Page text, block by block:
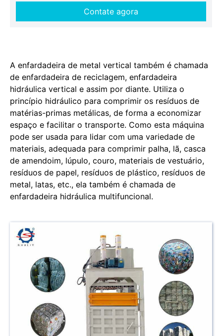
Contate agora
A enfardadeira de metal vertical também é chamada
de enfardadeira de reciclagem, enfardadeira
hidráulica vertical e assim por diante. Utiliza o
princípio hidráulico para comprimir os resíduos de
matérias-primas metálicas, de forma a economizar
espaço e facilitar o transporte. Como esta máquina
pode ser usada para lidar com uma variedade de
materiais, adequada para comprimir palha, lã, casca
de amendoim, lúpulo, couro, materiais de vestuário,
resíduos de papel, resíduos de plástico, resíduos de
metal, latas, etc., ela também é chamada de
enfardadeira hidráulica multifuncional.